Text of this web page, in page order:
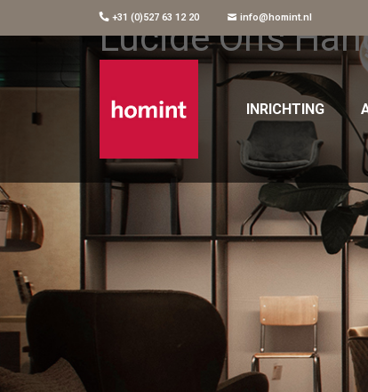
+31 (0)527 63 12 20 info@homint.nl
INRICHTING
Lucide Oris